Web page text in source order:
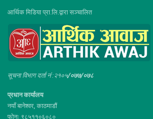
आर्थिक मिडिया प्रा.लि.द्वारा सञ्चालित
सूचना विभाग दर्ता नं :२१०५/०७७/०७८
प्रधान कार्यालय
नयाँ बानेश्वर, काठमाडौं
फोनः ९८५११०६०८०